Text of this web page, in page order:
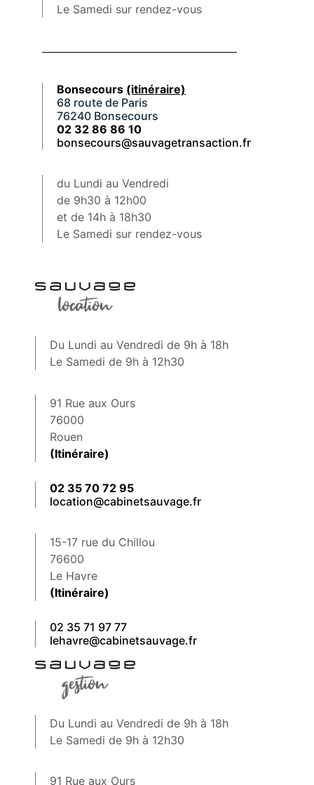
Le Samedi sur rendez-vous
Bonsecours (itinéraire)
68 route de Paris
76240 Bonsecours
02 32 86 86 10
bonsecours@sauvagetransaction.fr
du Lundi au Vendredi
de 9h30 à 12h00
et de 14h à 18h30
Le Samedi sur rendez-vous
Du Lundi au Vendredi de 9h à 18h
Le Samedi de 9h à 12h30
91 Rue aux Ours
76000
Rouen
(Itinéraire)
02 35 70 72 95
location@cabinetsauvage.fr
15-17 rue du Chillou
76600
Le Havre
(Itinéraire)
02 35 71 97 77
lehavre@cabinetsauvage.fr
Du Lundi au Vendredi de 9h à 18h
Le Samedi de 9h à 12h30
91 Rue aux Ours